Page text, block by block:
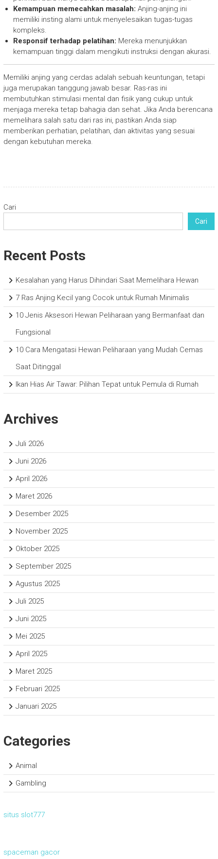
Kemampuan memecahkan masalah: Anjing-anjing ini
memiliki insting alami untuk menyelesaikan tugas-tugas
kompleks.
Responsif terhadap pelatihan: Mereka menunjukkan
kemampuan tinggi dalam mengikuti instruksi dengan akurasi.
Memiliki anjing yang cerdas adalah sebuah keuntungan, tetapi
juga merupakan tanggung jawab besar. Ras-ras ini
membutuhkan stimulasi mental dan fisik yang cukup untuk
menjaga mereka tetap bahagia dan sehat. Jika Anda berencana
memelihara salah satu dari ras ini, pastikan Anda siap
memberikan perhatian, pelatihan, dan aktivitas yang sesuai
dengan kebutuhan mereka.
Cari
Cari
Recent Posts
Kesalahan yang Harus Dihindari Saat Memelihara Hewan
7 Ras Anjing Kecil yang Cocok untuk Rumah Minimalis
10 Jenis Aksesori Hewan Peliharaan yang Bermanfaat dan
Fungsional
10 Cara Mengatasi Hewan Peliharaan yang Mudah Cemas
Saat Ditinggal
Ikan Hias Air Tawar: Pilihan Tepat untuk Pemula di Rumah
Archives
Juli 2026
Juni 2026
April 2026
Maret 2026
Desember 2025
November 2025
Oktober 2025
September 2025
Agustus 2025
Juli 2025
Juni 2025
Mei 2025
April 2025
Maret 2025
Februari 2025
Januari 2025
Categories
Animal
Gambling
situs slot777
spaceman gacor